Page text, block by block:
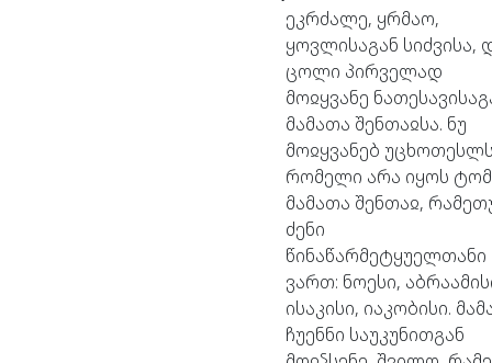
ეკრძალე, ყრმაო,
ყოვლისაგან სიძვისა,
ცოლი პირველად
მოჲყვანე
მამათა შენთაჲსა. ნუ
მოჲყვანებ
რომელი არა იყოს
მამათა შენთაჲ,
ძენი
წინაწარმეტყუელთანი
ვართ: ნოესი,
ისაკისი, იაკობისი.
ჩუენნი საუკუნითგან